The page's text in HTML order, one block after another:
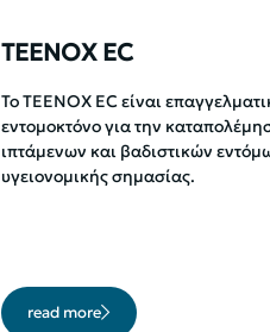
TEENOX EC
Το TEENOX EC είναι
εντομοκτόνο για την
ιπτάμενων και βαδιστικών
υγειονομικής σημασίας.
read more